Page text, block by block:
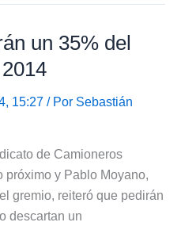
un 35% del
15:27 / Por Sebastián
de Camioneros
próximo y Pablo Moyano,
gremio, reiteró que pedirán
descartan un